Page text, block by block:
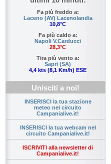
Fa più freddo a:
Laceno (AV) Lacenolandia
10,8°C
Fa più caldo a:
Napoli V.Carducci
28,3°C
Tira più vento a:
Sapri (SA)
4,4 kts (8,1 Km/h) ESE
Unisciti a noi!
INSERISCI la tua stazione
meteo nel circuito
Campanialive.it!
INSERISCI la tua webcam nel
circuito Campanialive.it!
ISCRIVITI alla newsletter di
Campanialive.it!